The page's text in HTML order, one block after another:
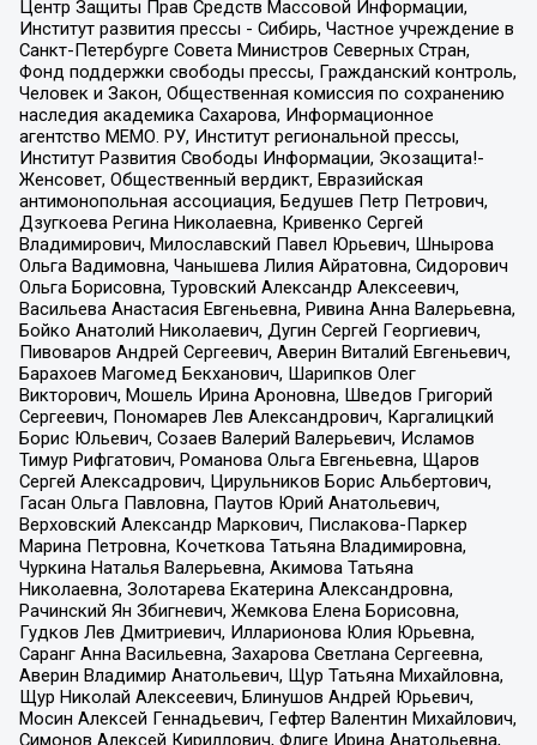
Центр Защиты Прав Средств Массовой Информации,
Институт развития прессы - Сибирь, Частное учреждение в
Санкт-Петербурге Совета Министров Северных Стран,
Фонд поддержки свободы прессы, Гражданский контроль,
Человек и Закон, Общественная комиссия по сохранению
наследия академика Сахарова, Информационное
агентство МЕМО. РУ, Институт региональной прессы,
Институт Развития Свободы Информации, Экозащита!-
Женсовет, Общественный вердикт, Евразийская
антимонопольная ассоциация, Бедушев Петр Петрович,
Дзугкоева Регина Николаевна, Кривенко Сергей
Владимирович, Милославский Павел Юрьевич, Шнырова
Ольга Вадимовна, Чанышева Лилия Айратовна, Сидорович
Ольга Борисовна, Туровский Александр Алексеевич,
Васильева Анастасия Евгеньевна, Ривина Анна Валерьевна,
Бойко Анатолий Николаевич, Дугин Сергей Георгиевич,
Пивоваров Андрей Сергеевич, Аверин Виталий Евгеньевич,
Барахоев Магомед Бекханович, Шарипков Олег
Викторович, Мошель Ирина Ароновна, Шведов Григорий
Сергеевич, Пономарев Лев Александрович, Каргалицкий
Борис Юльевич, Созаев Валерий Валерьевич, Исламов
Тимур Рифгатович, Романова Ольга Евгеньевна, Щаров
Сергей Алексадрович, Цирульников Борис Альбертович,
Гасан Ольга Павловна, Паутов Юрий Анатольевич,
Верховский Александр Маркович, Пислакова-Паркер
Марина Петровна, Кочеткова Татьяна Владимировна,
Чуркина Наталья Валерьевна, Акимова Татьяна
Николаевна, Золотарева Екатерина Александровна,
Рачинский Ян Збигневич, Жемкова Елена Борисовна,
Гудков Лев Дмитриевич, Илларионова Юлия Юрьевна,
Саранг Анна Васильевна, Захарова Светлана Сергеевна,
Аверин Владимир Анатольевич, Щур Татьяна Михайловна,
Щур Николай Алексеевич, Блинушов Андрей Юрьевич,
Мосин Алексей Геннадьевич, Гефтер Валентин Михайлович,
Симонов Алексей Кириллович, Флиге Ирина Анатольевна,